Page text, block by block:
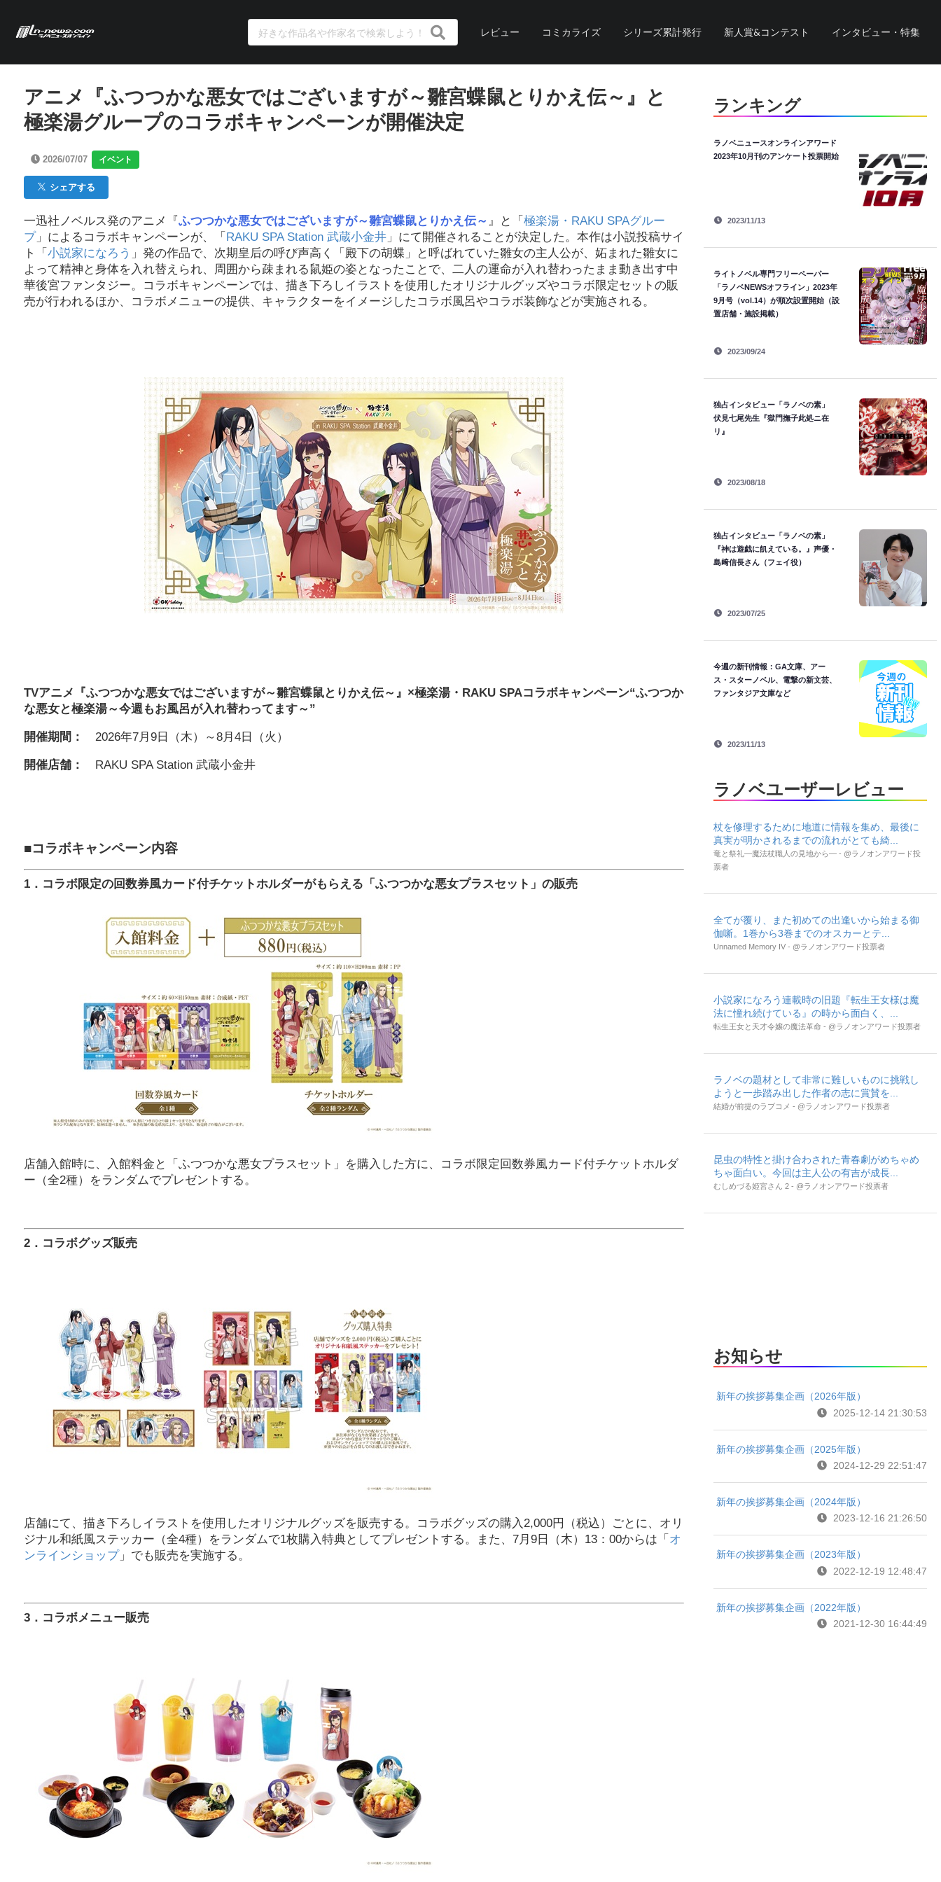
レビュー コミカライズ シリーズ累計発行 新人賞&コンテスト インタビュー・特集
アニメ『ふつつかな悪女ではございますが～雛宮蝶鼠とりかえ伝～』と
極楽湯グループのコラボキャンペーンが開催決定
2026/07/07 イベント
シェアする
一迅社ノベルス発のアニメ『 ふつつかな悪女ではございますが～雛宮蝶鼠とりかえ伝～ 』と「 極楽湯・RAKU SPAグルー
プ 」によるコラボキャンペーンが、「 RAKU SPA Station 武蔵小金井 」にて開催されることが決定した。本作は小説投稿サイ
ト「 小説家になろう 」発の作品で、次期皇后の呼び声高く「殿下の胡蝶」と呼ばれていた雛女の主人公が、妬まれた雛女に
よって精神と身体を入れ替えられ、周囲から疎まれる鼠姫の姿となったことで、二人の運命が入れ替わったまま動き出す中
華後宮ファンタジー。コラボキャンペーンでは、描き下ろしイラストを使用したオリジナルグッズやコラボ限定セットの販
売が行われるほか、コラボメニューの提供、キャラクターをイメージしたコラボ風呂やコラボ装飾などが実施される。
TVアニメ『ふつつかな悪女ではございますが～雛宮蝶鼠とりかえ伝～』×極楽湯・RAKU SPAコラボキャンペーン“ふつつか
な悪女と極楽湯～今週もお風呂が入れ替わってます～”
開催期間： 2026年7月9日（木）～8月4日（火）
開催店舗： RAKU SPA Station 武蔵小金井
■コラボキャンペーン内容
1．コラボ限定の回数券風カード付チケットホルダーがもらえる「ふつつかな悪女プラスセット」の販売
店舗入館時に、入館料金と「ふつつかな悪女プラスセット」を購入した方に、コラボ限定回数券風カード付チケットホルダ
ー（全2種）をランダムでプレゼントする。
2．コラボグッズ販売
店舗にて、描き下ろしイラストを使用したオリジナルグッズを販売する。コラボグッズの購入2,000円（税込）ごとに、オリ
ジナル和紙風ステッカー（全4種）をランダムで1枚購入特典としてプレゼントする。また、7月9日（木）13：00からは「 オ
ンラインショップ」でも販売を実施する。
3．コラボメニュー販売
ランキング
ラノベニュースオンラインアワード
2023年10月刊のアンケート投票開始
2023/11/13
ライトノベル専門フリーペーパー
「ラノベNEWSオフライン」2023年
9月号（vol.14）が順次設置開始（設
置店舗・施設掲載）
2023/09/24
独占インタビュー「ラノベの素」
伏見七尾先生『獄門撫子此処ニ在
リ』
2023/08/18
独占インタビュー「ラノベの素」
『神は遊戯に飢えている。』声優・
島﨑信長さん（フェイ役）
2023/07/25
今週の新刊情報：GA文庫、アー
ス・スターノベル、電撃の新文芸、
ファンタジア文庫など
2023/11/13
ラノベユーザーレビュー
杖を修理するために地道に情報を集め、最後に
真実が明かされるまでの流れがとても綺...
竜と祭礼―魔法杖職人の見地から― - @ラノオンアワード投
票者
全てが覆り、また初めての出逢いから始まる御
伽噺。1巻から3巻までのオスカーとテ...
Unnamed Memory IV - @ラノオンアワード投票者
小説家になろう連載時の旧題『転生王女様は魔
法に憧れ続けている』の時から面白く、...
転生王女と天才令嬢の魔法革命 - @ラノオンアワード投票者
ラノベの題材として非常に難しいものに挑戦し
ようと一歩踏み出した作者の志に賞賛を...
結婚が前提のラブコメ - @ラノオンアワード投票者
昆虫の特性と掛け合わされた青春劇がめちゃめ
ちゃ面白い。今回は主人公の有吉が成長...
むしめづる姫宮さん 2 - @ラノオンアワード投票者
お知らせ
新年の挨拶募集企画（2026年版）
2025-12-14 21:30:53
新年の挨拶募集企画（2025年版）
2024-12-29 22:51:47
新年の挨拶募集企画（2024年版）
2023-12-16 21:26:50
新年の挨拶募集企画（2023年版）
2022-12-19 12:48:47
新年の挨拶募集企画（2022年版）
2021-12-30 16:44:49